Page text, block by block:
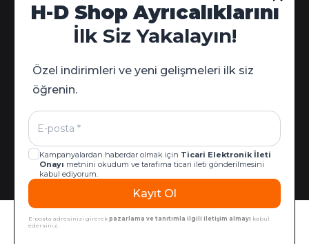
Sepete Ekle
Hesabım
Sipariş Takip
Kampanya Detayları
© 2026 Harley-Davidson West & İzmir | Tüm Hakları Saklıdır |
ikas E-Ticaret Altyapısıyla Hazırlanmıştır.
H-D Shop Ayrıcalıklarını
İlk Siz Yakalayın!
Özel indirimleri ve yeni gelişmeleri ilk siz
öğrenin.
Kampanyalardan haberdar olmak için Ticari Elektronik İleti
Onayı metnini okudum ve tarafıma ticari ileti gönderilmesini
kabul ediyorum.
Kayıt Ol
E-posta adresinizi girerek pazarlama ve tanıtımla ilgili iletişim almayı kabul
edersiniz.